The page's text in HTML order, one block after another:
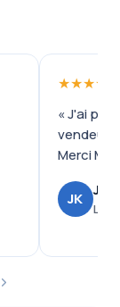
★★★★★
« J'ai
vendeur
Merci
JK